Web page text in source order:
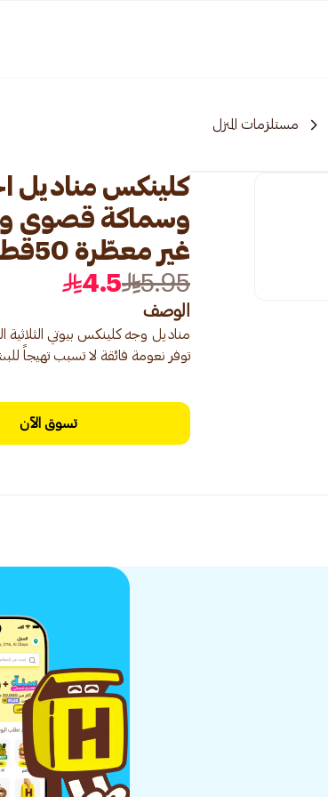
مستلزمات المنزل
وسماكة قصوى
غير معطّرة 50قطعة
5.95
4.5
الوصف
مناديل وجه كلينكس بيوتي
توفر نعومة فائقة لا تسبب تهيجاً
تسوق الآن